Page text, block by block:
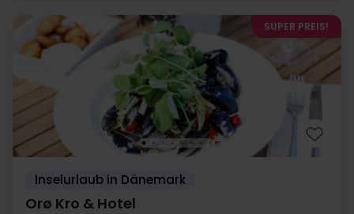
SUPER PREIS!
Inselurlaub in Dänemark
Orø Kro & Hotel